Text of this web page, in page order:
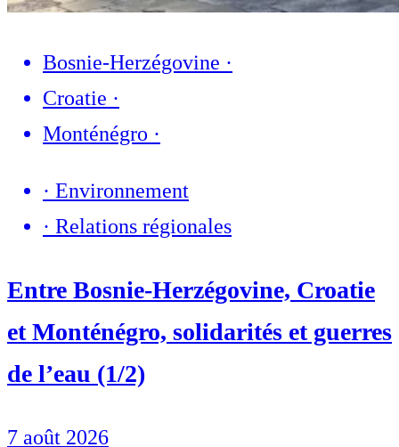
Bosnie-Herzégovine ·
Croatie ·
Monténégro ·
· Environnement
· Relations régionales
Entre Bosnie-Herzégovine, Croatie
et Monténégro, solidarités et guerres
de l’eau (1/2)
7 août 2026